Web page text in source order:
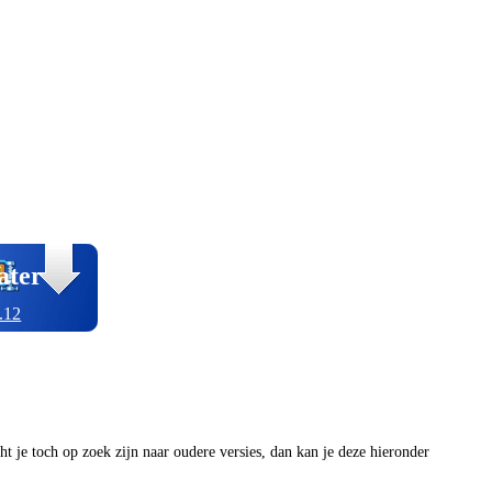
je toch op zoek zijn naar oudere versies, dan kan je deze hieronder